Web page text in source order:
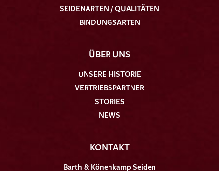
SEIDENARTEN / QUALITÄTEN
BINDUNGSARTEN
ÜBER UNS
UNSERE HISTORIE
VERTRIEBSPARTNER
STORIES
NEWS
KONTAKT
Barth & Könenkamp Seiden